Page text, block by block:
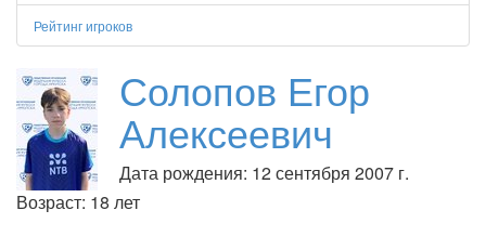
Рейтинг игроков
Солопов Егор
Алексеевич
Дата рождения: 12 сентября 2007 г.
Возраст: 18 лет